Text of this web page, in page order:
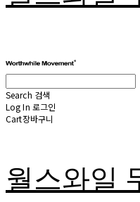
Search 검색
Log In 로그인
Cart장바구니
월스와일